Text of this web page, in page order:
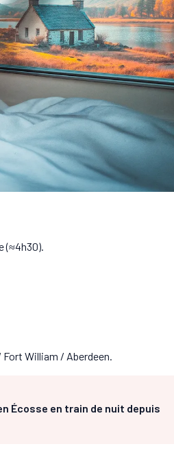
(≈4h30).
William / Aberdeen.
Écosse en train de nuit depuis